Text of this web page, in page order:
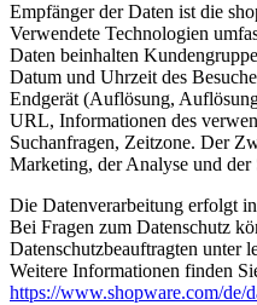
Empfänger der Daten ist die
Verwendete Technologien
Daten beinhalten
Datum und Uhrzeit des
Endgerät (Auflösung,
URL, Informationen des
Suchanfragen, Zeitzone. Der
Marketing, der Analyse und der
Die Datenverarbeitung erfolgt
Bei Fragen zum Datenschutz
Datenschutzbeauftragten unter
Weitere Informationen finden
https://www.shopware.com/de/